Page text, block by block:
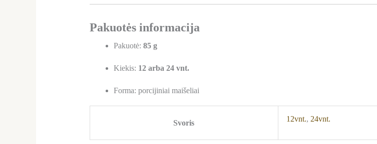
Pakuotės informacija
Pakuotė: 85 g
Kiekis: 12 arba 24 vnt.
Forma: porcijiniai maišeliai
Svoris 12vnt., 24vnt.